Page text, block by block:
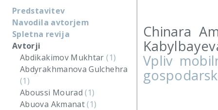
Predstavitev
Navodila avtorjem
Spletna revija
Avtorji
Abdikakimov Mukhtar(1)
Abdyrakhmanova Gulchehra
(1)
Aboussi Mourad(1)
Abuova Akmanat(1)
Chinara
Vpliv